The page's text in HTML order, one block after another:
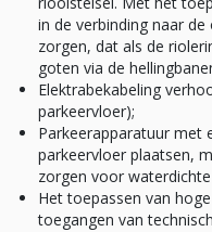
in de verbinding naar
zorgen, dat als de
goten via de
Elektrabekabeling
parkeervloer);
Parkeerapparatuur met
parkeervloer plaatsen,
zorgen voor
Het toepassen van
toegangen van